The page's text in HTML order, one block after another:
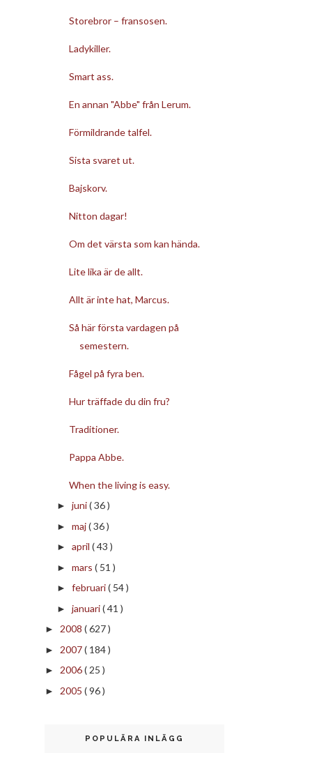
Storebror – fransosen.
Ladykiller.
Smart ass.
En annan "Abbe" från Lerum.
Förmildrande talfel.
Sista svaret ut.
Bajskorv.
Nitton dagar!
Om det värsta som kan hända.
Lite lika är de allt.
Allt är inte hat, Marcus.
Så här första vardagen på
semestern.
Fågel på fyra ben.
Hur träffade du din fru?
Traditioner.
Pappa Abbe.
When the living is easy.
► juni( 36 )
► maj( 36 )
► april ( 43 )
► mars ( 51 )
► februari( 54 )
► januari( 41 )
► 2008 ( 627 )
► 2007( 184 )
► 2006( 25 )
► 2005 ( 96 )
POPULÄRA INLÄGG